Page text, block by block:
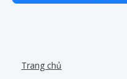
Trang chủ